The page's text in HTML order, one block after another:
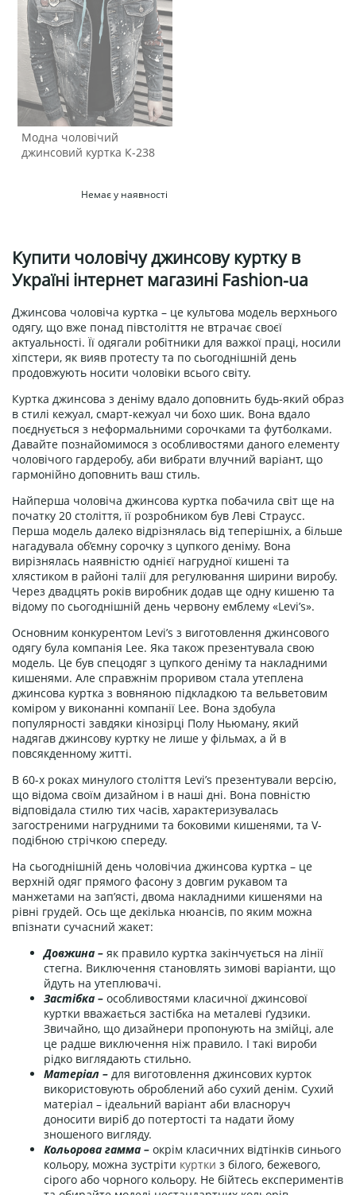
Модна чоловічий
джинсовий куртка К-238
Немає у наявності
Купити чоловічу джинсову куртку в
Україні інтернет магазині Fashion-ua
Джинсова чоловіча куртка – це культова модель верхнього
одягу, що вже понад півстоліття не втрачає своєї
актуальності. Її одягали робітники для важкої праці, носили
хіпстери, як вияв протесту та по сьогоднішній день
продовжують носити чоловіки всього світу.
Куртка джинсова з деніму вдало доповнить будь-який образ
в стилі кежуал, смарт-кежуал чи бохо шик. Вона вдало
поєднується з неформальними сорочками та футболками.
Давайте познайомимося з особливостями даного елементу
чоловічого гардеробу, аби вибрати влучний варіант, що
гармонійно доповнить ваш стиль.
Найперша чоловіча джинсова куртка побачила світ ще на
початку 20 століття, її розробником був Леві Страусс.
Перша модель далеко відрізнялась від теперішніх, а більше
нагадувала об’ємну сорочку з цупкого деніму. Вона
вирізнялась наявністю однієї нагрудної кишені та
хлястиком в районі талії для регулювання ширини виробу.
Через двадцять років виробник додав ще одну кишеню та
відому по сьогоднішній день червону емблему «Levi’s».
Основним конкурентом Levi’s з виготовлення джинсового
одягу була компанія Lee. Яка також презентувала свою
модель. Це був спецодяг з цупкого деніму та накладними
кишенями. Але справжнім проривом стала утеплена
джинсова куртка з вовняною підкладкою та вельветовим
коміром у виконанні компанії Lee. Вона здобула
популярності завдяки кінозірці Полу Ньюману, який
надягав джинсову куртку не лише у фільмах, а й в
повсякденному житті.
В 60-х роках минулого століття Levi’s презентували версію,
що відома своїм дизайном і в наші дні. Вона повністю
відповідала стилю тих часів, характеризувалась
загостреними нагрудними та боковими кишенями, та V-
подібною стрічкою спереду.
На сьогоднішній день чоловічиа джинсова куртка – це
верхній одяг прямого фасону з довгим рукавом та
манжетами на зап’ясті, двома накладними кишенями на
рівні грудей. Ось ще декілька нюансів, по яким можна
впізнати сучасний жакет:
Довжина – як правило куртка закінчується на лінії
стегна. Виключення становлять зимові варіанти, що
йдуть на утеплювачі.
Застібка – особливостями класичної джинсової
куртки вважається застібка на металеві ґудзики.
Звичайно, що дизайнери пропонують на змійці, але
це радше виключення ніж правило. І такі вироби
рідко виглядають стильно.
Матеріал – для виготовлення джинсових курток
використовують оброблений або сухий денім. Сухий
матеріал – ідеальний варіант аби власноруч
доносити виріб до потертості та надати йому
зношеного вигляду.
Кольорова гамма – окрім класичних відтінків синього
кольору, можна зустріти куртки з білого, бежевого,
сірого або чорного кольору. Не бійтесь експериментів